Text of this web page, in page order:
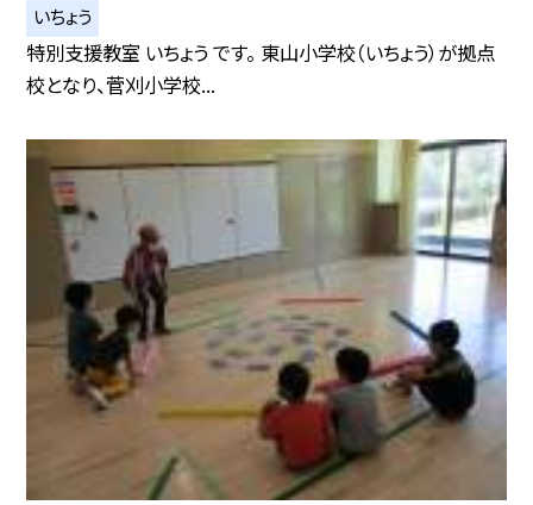
いちょう
特別支援教室 いちょう です。 東山小学校（いちょう）が拠点
校となり、菅刈小学校...